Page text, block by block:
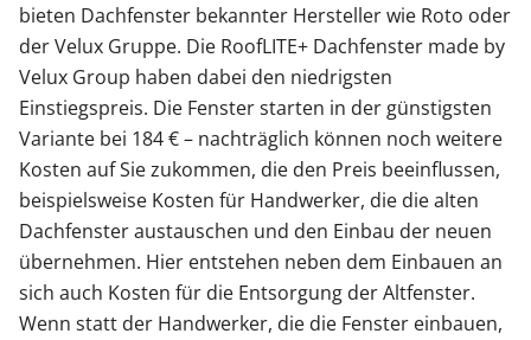
Kontakt / Hilfe
bieten Dachfenster bekannter Hersteller wie Roto oder
der Velux Gruppe. Die RoofLITE+ Dachfenster made by
Velux Group haben dabei den niedrigsten
Einstiegspreis. Die Fenster starten in der günstigsten
Variante bei 184 € – nachträglich können noch weitere
Kosten auf Sie zukommen, die den Preis beeinflussen,
beispielsweise Kosten für Handwerker, die die alten
Dachfenster austauschen und den Einbau der neuen
übernehmen. Hier entstehen neben dem Einbauen an
sich auch Kosten für die Entsorgung der Altfenster.
Wenn statt der Handwerker, die die Fenster einbauen,